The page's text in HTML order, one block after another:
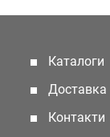
Каталоги
Доставка
Контакти